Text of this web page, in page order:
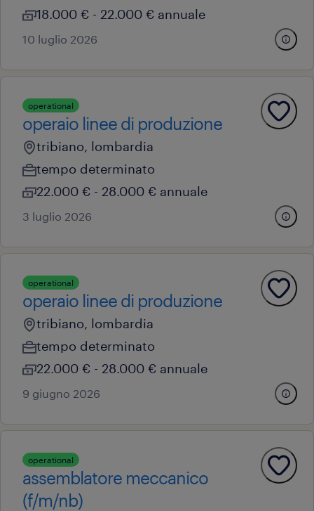
18.000 € - 22.000 € annuale
10 luglio 2026
operational
operaio linee di produzione
tribiano, lombardia
tempo determinato
22.000 € - 28.000 € annuale
3 luglio 2026
operational
operaio linee di produzione
tribiano, lombardia
tempo determinato
22.000 € - 28.000 € annuale
9 giugno 2026
operational
assemblatore meccanico
(f/m/nb)